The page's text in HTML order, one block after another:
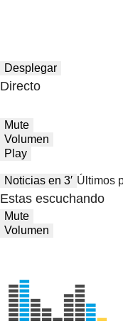
Desplegar
Directo
Mute
Volumen
Play
Noticias en 3′ Últimos
Estas escuchando
Mute
Volumen